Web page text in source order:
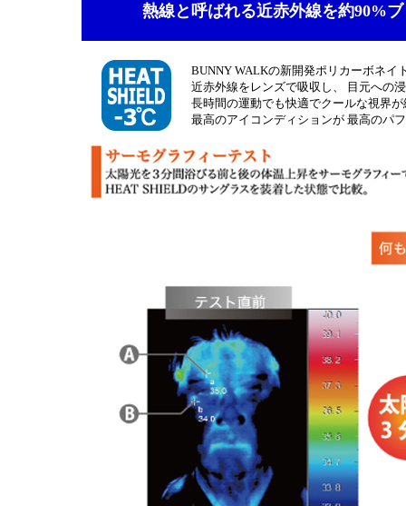
熱線と呼ばれる近赤外線を約90%
BUNNY WALKの新開発ポリカーボネイ
近赤外線をレンズで吸収し、 目元への
長時間の運動でも快適でクールな視界が
最高のアイコンディションが 最高のパ